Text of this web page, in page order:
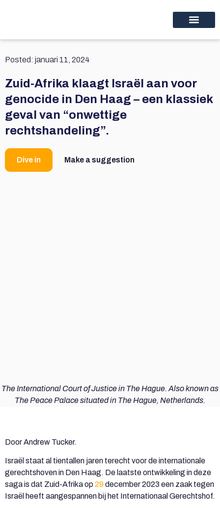
Posted: januari 11, 2024
Zuid-Afrika klaagt Israël aan voor
genocide in Den Haag – een klassiek
geval van “onwettige
rechtshandeling”.
Dive in Make a suggestion
The International Court of Justice in The Hague. Also known as
The Peace Palace situated in The Hague, Netherlands.
Door Andrew Tucker.
Israël staat al tientallen jaren terecht voor de internationale
gerechtshoven in Den Haag. De laatste ontwikkeling in deze
saga is dat Zuid-Afrika op29december 2023 een zaak tegen
Israël heeft aangespannen bij het Internationaal Gerechtshof.